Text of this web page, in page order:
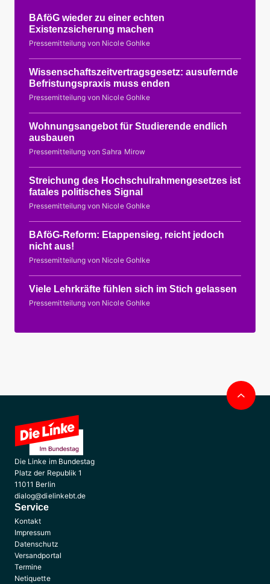
BAföG wieder zu einer echten
Existenzsicherung machen
Pressemitteilung von Nicole Gohlke
Wissenschaftszeitvertragsgesetz: ausufernde
Befristungspraxis muss enden
Pressemitteilung von Nicole Gohlke
Wohnungsangebot für Studierende endlich
ausbauen
Pressemitteilung von Sahra Mirow
Streichung des Hochschulrahmengesetzes ist
fatales politisches Signal
Pressemitteilung von Nicole Gohlke
BAföG-Reform: Etappensieg, reicht jedoch
nicht aus!
Pressemitteilung von Nicole Gohlke
Viele Lehrkräfte fühlen sich im Stich gelassen
Pressemitteilung von Nicole Gohlke
Die Linke im Bundestag
Platz der Republik 1
11011 Berlin
dialog@dielinkebt.de
Service
Kontakt
Impressum
Datenschutz
Versandportal
Termine
Netiquette